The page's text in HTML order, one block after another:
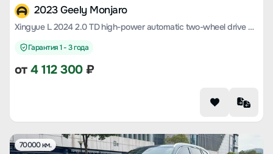
2023 Geely Monjaro
Xingyue L 2024 2.0 TD high-power automatic two-wheel drive cloud version
Гарантия 1 - 3 года
от4 112 300₽
70000 км.